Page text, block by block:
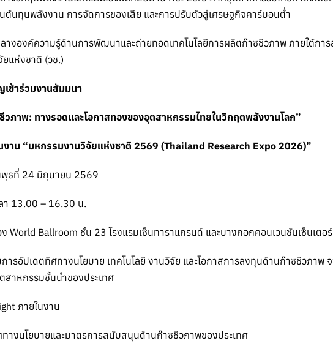
ต้นทุนพลังงาน การจัดการของเสีย และการปรับตัวสู่เศรษฐกิจคาร์บอนต่ำ
างองค์ความรู้ด้านการพัฒนาและถ่ายทอดเทคโนโลยีการผลิตก๊าซชีวภาพ ภายใต้ก
ยแห่งชาติ (วช.)
เข้าร่วมงานสัมมนา
วภาพ: ทางรอดและโอกาสทองของอุตสาหกรรมไทยในวิกฤตพลังงานโลก”
งาน “มหกรรมงานวิจัยแห่งชาติ 2569 (Thailand Research Expo 2026)”
ธที่ 24 มิถุนายน 2569
า 13.00 – 16.30 น.
World Ballroom ชั้น 23 โรงแรมเซ็นทาราแกรนด์ และบางกอกคอนเวนชันเซ็นเตอ
ารอัปเดตทิศทางนโยบาย เทคโนโลยี งานวิจัย และโอกาสการลงทุนด้านก๊าซชีวภาพ
สาหกรรมชั้นนำของประเทศ
ภายในงาน
างนโยบายและมาตรการสนับสนุนด้านก๊าซชีวภาพของประเทศ